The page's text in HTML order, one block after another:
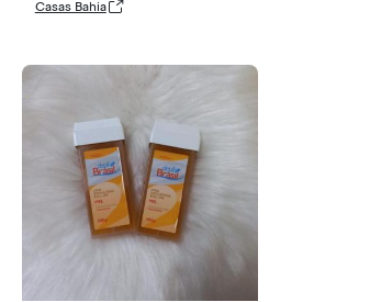
Casas Bahia